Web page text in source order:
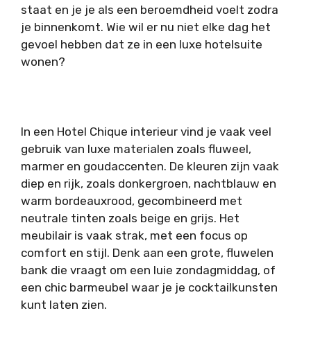
staat en je je als een beroemdheid voelt zodra
je binnenkomt. Wie wil er nu niet elke dag het
gevoel hebben dat ze in een luxe hotelsuite
wonen?
In een Hotel Chique interieur vind je vaak veel
gebruik van luxe materialen zoals fluweel,
marmer en goudaccenten. De kleuren zijn vaak
diep en rijk, zoals donkergroen, nachtblauw en
warm bordeauxrood, gecombineerd met
neutrale tinten zoals beige en grijs. Het
meubilair is vaak strak, met een focus op
comfort en stijl. Denk aan een grote, fluwelen
bank die vraagt om een luie zondagmiddag, of
een chic barmeubel waar je je cocktailkunsten
kunt laten zien.